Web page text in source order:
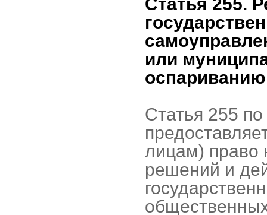
или
оспариванию
Статья 255
лицам) право
решений и